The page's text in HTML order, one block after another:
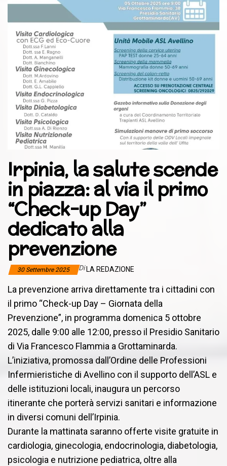
Irpinia, la salute scende
in piazza: al via il primo
“Check-up Day”
dedicato alla
prevenzione
30 Settembre 2025 Di LA REDAZIONE
La prevenzione arriva direttamente tra i cittadini con
il primo “Check-up Day – Giornata della
Prevenzione”, in programma domenica 5 ottobre
2025, dalle 9:00 alle 12:00, presso il Presidio Sanitario
di Via Francesco Flammia a Grottaminarda.
L’iniziativa, promossa dall’Ordine delle Professioni
Infermieristiche di Avellino con il supporto dell’ASL e
delle istituzioni locali, inaugura un percorso
itinerante che porterà servizi sanitari e informazione
in diversi comuni dell’Irpinia.
Durante la mattinata saranno offerte visite gratuite in
cardiologia, ginecologia, endocrinologia, diabetologia,
psicologia e nutrizione pediatrica, oltre alla